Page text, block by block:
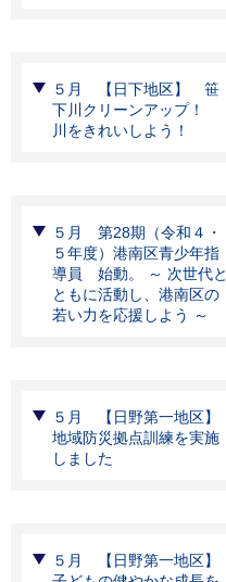
５月 【日下地区】 笹
下川クリーンアップ！
川をきれいしよう！
５月 第28期（令和４・
５年度）港南区青少年指
導員 始動。 ～ 次世代と
ともに活動し、港南区の
若い力を応援しよう ～
５月 【日野第一地区】
地域防災拠点訓練を実施
しました
５月 【日野第一地区】